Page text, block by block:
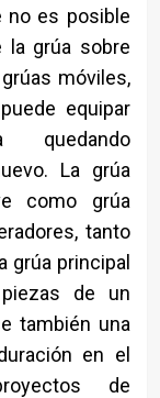
no es posible
la grúa sobre
móviles,
equipar
La grúa
como grúa
tanto
grúa principal
de un
también una
en el
de